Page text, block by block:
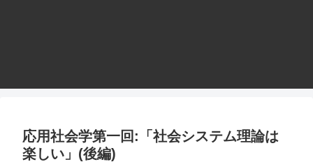
応用社会学第一回:「社会システム理論は
楽しい」(後編)